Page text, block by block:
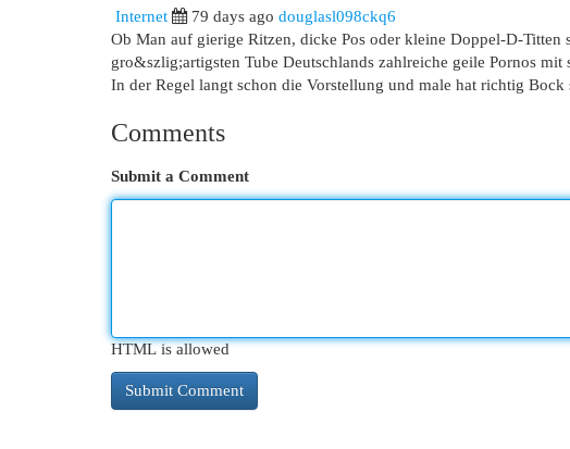
Internet
79 days ago douglasl098ckq6
Ob Man auf gierige Ritzen, dicke Pos oder kleine Doppel-D-
gro&szlig;artigsten Tube Deutschlands zahlreiche geile Pornos
In der Regel langt schon die Vorstellung und male hat richtig
Comments
Submit a Comment
HTML is allowed